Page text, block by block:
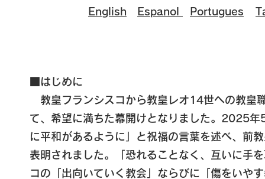
English Espanol Portugues
■はじめに
教皇フランシスコから教皇レオ14世への教皇
て、希望に満ちた幕開けとなりました。2025
に平和があるように」と祝福の言葉を述べ、前
表明されました。「恐れることなく、互いに手
コの「出向いていく教会」ならびに「傷をいや